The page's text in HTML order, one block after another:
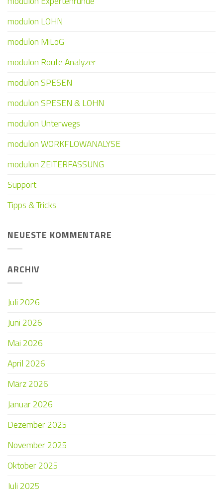
modulon LOHN
modulon MiLoG
modulon Route Analyzer
modulon SPESEN
modulon SPESEN & LOHN
modulon Unterwegs
modulon WORKFLOWANALYSE
modulon ZEITERFASSUNG
Support
Tipps & Tricks
NEUESTE KOMMENTARE
ARCHIV
Juli 2026
Juni 2026
Mai 2026
April 2026
März 2026
Januar 2026
Dezember 2025
November 2025
Oktober 2025
Juli 2025